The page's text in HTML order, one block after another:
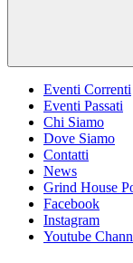
Eventi Correnti
Eventi Passati
Chi Siamo
Dove Siamo
Contatti
News
Grind House
Facebook
Instagram
Youtube